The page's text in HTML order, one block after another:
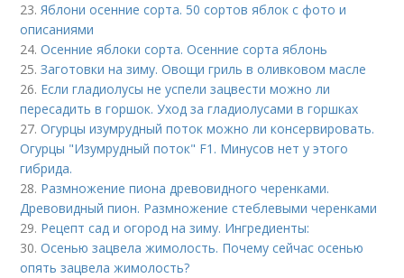
23.Яблони осенние сорта. 50 сортов яблок с фото и
описаниями
24.Осенние яблоки сорта. Осенние сорта яблонь
25.Заготовки на зиму. Овощи гриль в оливковом масле
26. Если гладиолусы не успели зацвести можно ли
пересадить в горшок. Уход за гладиолусами в горшках
27.Огурцы изумрудный поток можно ли консервировать.
Огурцы "Изумрудный поток" F1. Минусов нет у этого
гибрида.
28. Размножение пиона древовидного черенками.
Древовидный пион. Размножение стеблевыми черенками
29. Рецепт сад и огород на зиму. Ингредиенты:
30.Осенью зацвела жимолость. Почему сейчас осенью
опять зацвела жимолость?